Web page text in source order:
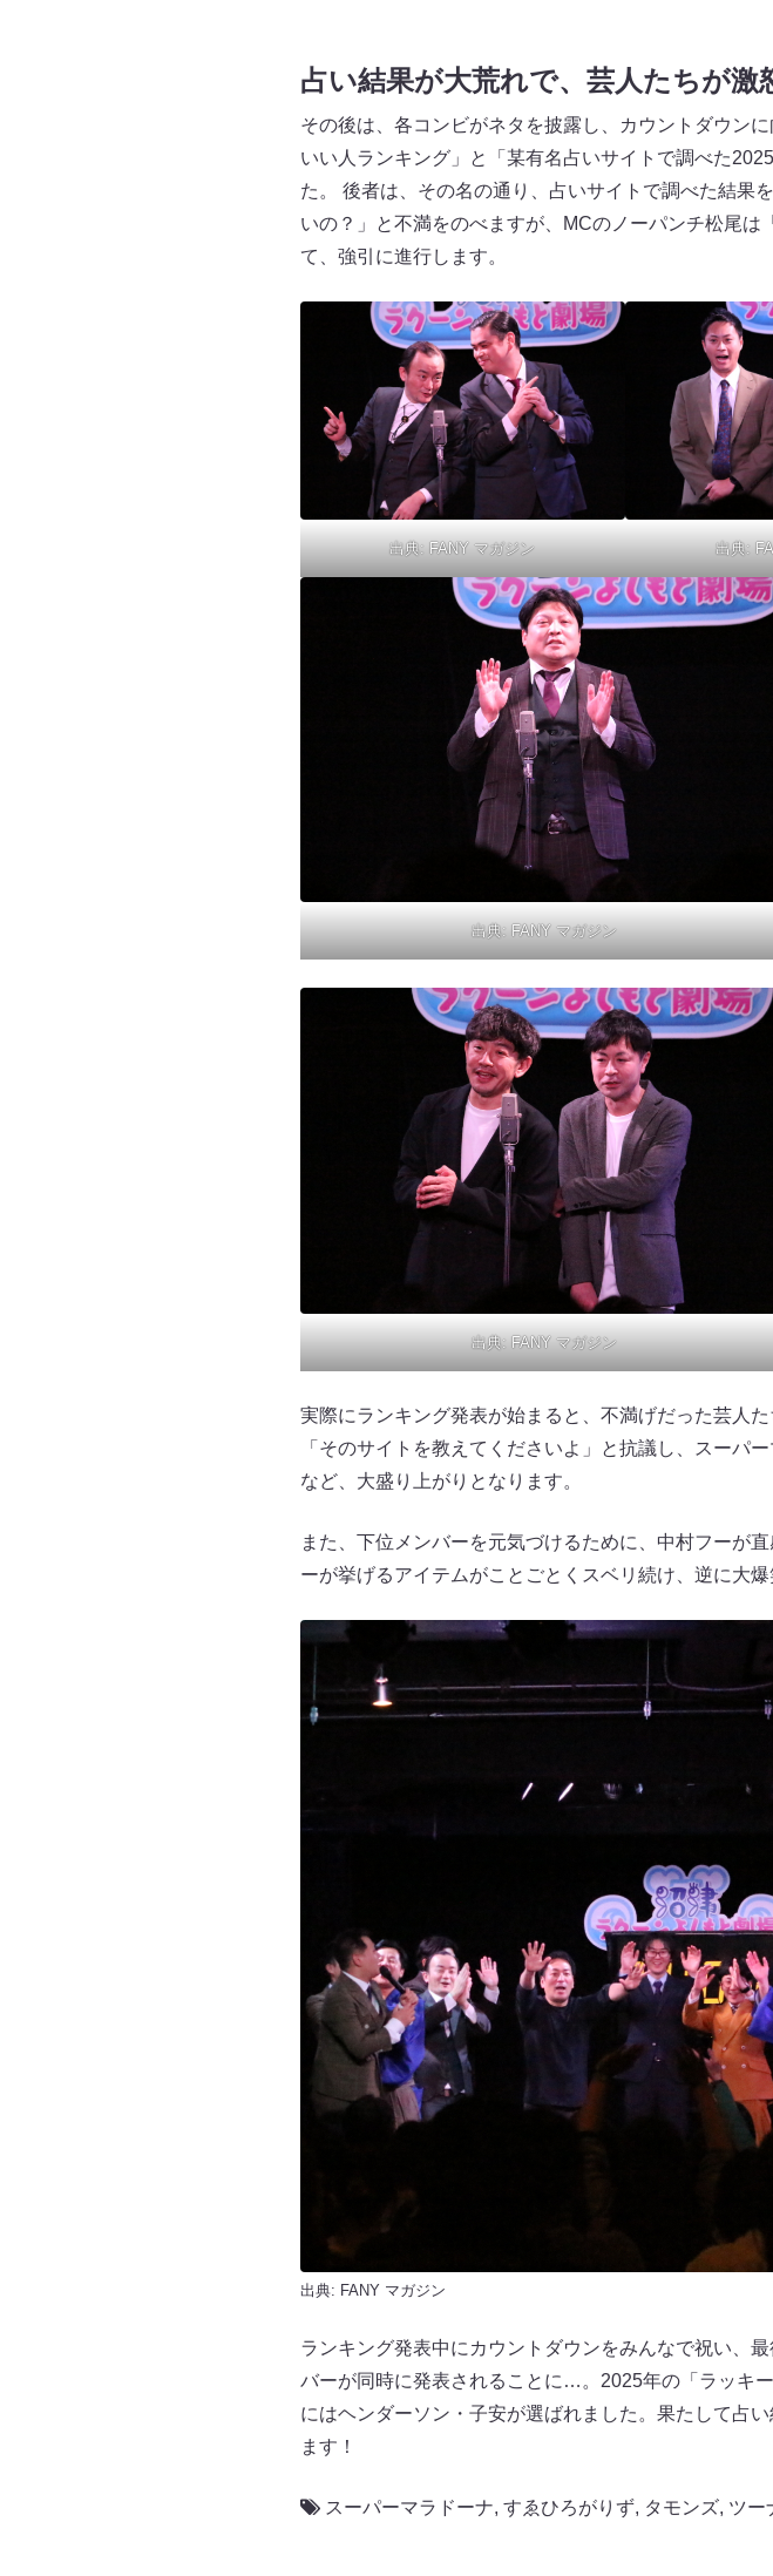
占い結果が大荒れで、芸人たちが激
その後は、各コンビがネタを披露し、カウントダウン
いい人ランキング」と「某有名占いサイトで調べた
た。 後者は、その名の通り、占いサイトで調べた結果
いの？」と不満をのべますが、MCのノーパンチ松尾
て、強引に進行します。
出典:FANY マガジン 出典:
出典: FANY マガジン
出典: FANY マガジン
実際にランキング発表が始まると、不満げだった芸人
「そのサイトを教えてくださいよ」と抗議し、スーパ
など、大盛り上がりとなります。
また、下位メンバーを元気づけるために、中村フーが
ーが挙げるアイテムがことごとくスベリ続け、逆に大爆
出典: FANY マガジン
ランキング発表中にカウントダウンをみんなで祝い、
バーが同時に発表されることに…。2025年の「ラッキ
にはヘンダーソン・子安が選ばれました。果たして占
ます！
スーパーマラドーナ, すゑひろがりず, タモンズ, ツー